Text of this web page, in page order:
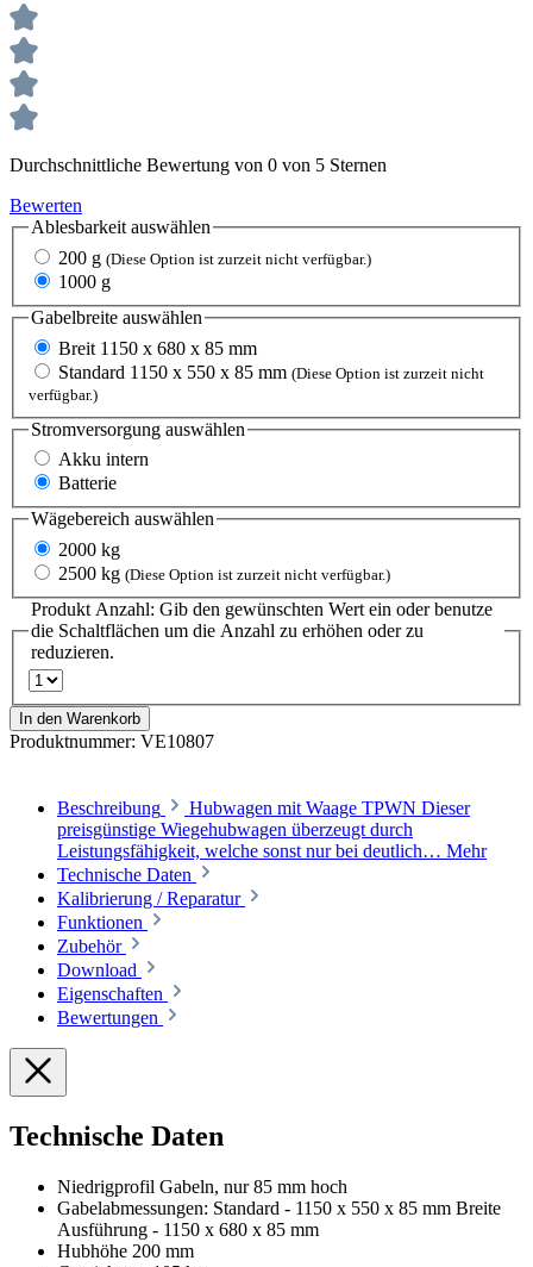
Durchschnittliche Bewertung von 0 von 5 Sternen
Bewerten
Ablesbarkeitauswählen
200 g (Diese Option ist zurzeit nicht verfügbar.)
1000 g
Gabelbreite auswählen
Breit 1150 x 680 x 85 mm
Standard 1150 x 550 x 85 mm (Diese Option ist zurzeit nicht
verfügbar.)
Stromversorgung auswählen
Akku intern
Batterie
Wägebereich auswählen
2000 kg
2500 kg (Diese Option ist zurzeit nicht verfügbar.)
Produkt Anzahl: Gib den gewünschten Wert ein oder benutze
die Schaltflächen um die Anzahl zu erhöhen oder zu
reduzieren.
In den Warenkorb
Produktnummer: VE10807
Beschreibung
Hubwagen mit Waage TPWN Dieser
preisgünstige Wiegehubwagen überzeugt durch
Leistungsfähigkeit, welche sonst nur bei deutlich… Mehr
Technische Daten
Kalibrierung / Reparatur
Funktionen
Zubehör
Download
Eigenschaften
Bewertungen
Technische Daten
Niedrigprofil Gabeln, nur 85 mm hoch
Gabelabmessungen: Standard - 1150 x 550 x 85 mm Breite
Ausführung - 1150 x 680 x 85 mm
Hubhöhe 200 mm